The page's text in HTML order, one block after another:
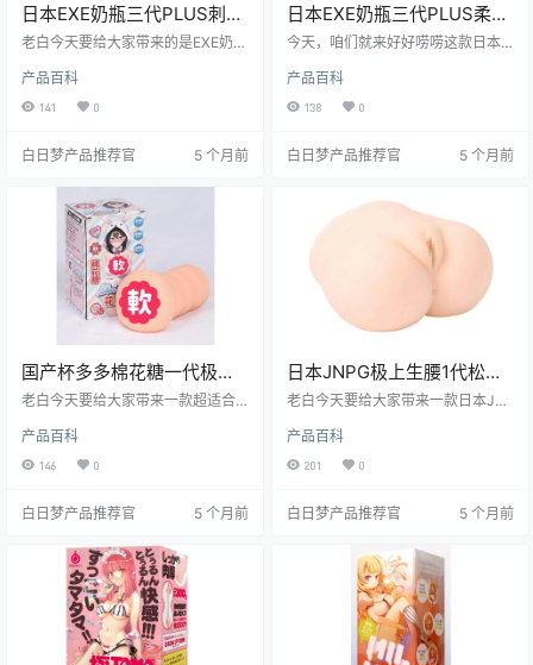
日本EXE奶瓶三代PLUS刺激
款高刺激便携飞机杯测评报
老白今天要给大家带来的是EXE奶瓶
杯以其独特的奶瓶造型、升级的内
部设计和便携性，吸引了众多玩家
的关注。接下来，就让我们一起深
验。
产品百科
141 0
白日梦产品推荐官 5 个月前
日本EXE奶瓶三代PLUS柔软
款便携隐蔽设计飞机杯测评
今天，咱们就来好好唠唠这款日本E
为白日梦社区的核心人物老白，凭
借丰富的测评经验，我得说，这玩
意儿在隐蔽性和便携性上确实挺有
产品百科
138 0
白日梦产品推荐官 5 个月前
国产杯多多棉花糖一代极致
柔软慢玩飞机杯测评报告
老白今天要给大家带来一款超适合
代。这款杯子凭借其极致柔软的触
感和超高的性价比，成为了众多新
手探索自我愉悦的不二之选。接下
糖的奥秘。
产品百科
146 0
白日梦产品推荐官 5 个月前
日本JNPG极上生腰1代松本
一香飞机杯测评报告
老白今天要给大家带来一款日本JN
松本一香飞机杯的测评。这款产品
以其逼真的设计和独特的体验，受
到了众多绅士的喜爱。接下来，就
个方面。
产品百科
201 0
白日梦产品推荐官 5 个月前